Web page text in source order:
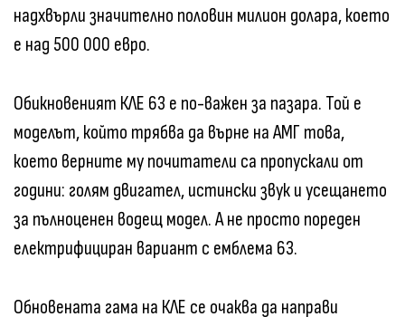
надхвърли значително половин милион долара, което
е над 500 000 евро.
Обикновеният КЛЕ 63 е по-важен за пазара. Той е
моделът, който трябва да върне на АМГ това,
което верните му почитатели са пропускали от
години: голям двигател, истински звук и усещането
за пълноценен водещ модел. А не просто пореден
електрифициран вариант с емблема 63.
Обновената гама на КЛЕ се очаква да направи